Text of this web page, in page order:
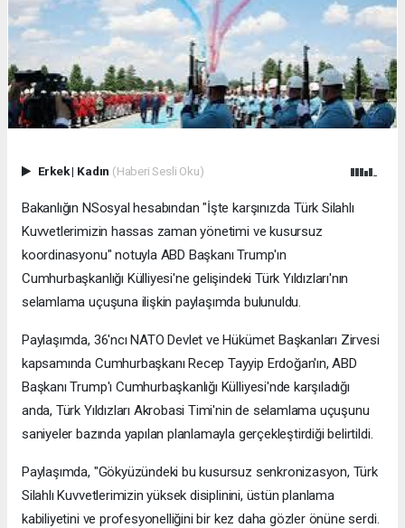
Erkek| Kadın (Haberi Sesli Oku)
Bakanlığın NSosyal hesabından "İşte karşınızda Türk Silahlı
Kuvvetlerimizin hassas zaman yönetimi ve kusursuz
koordinasyonu" notuyla ABD Başkanı Trump'ın
Cumhurbaşkanlığı Külliyesi'ne gelişindeki Türk Yıldızları'nın
selamlama uçuşuna ilişkin paylaşımda bulunuldu.
Paylaşımda, 36'ncı NATO Devlet ve Hükümet Başkanları Zirvesi
kapsamında Cumhurbaşkanı Recep Tayyip Erdoğan'ın, ABD
Başkanı Trump'ı Cumhurbaşkanlığı Külliyesi'nde karşıladığı
anda, Türk Yıldızları Akrobasi Timi'nin de selamlama uçuşunu
saniyeler bazında yapılan planlamayla gerçekleştirdiği belirtildi.
Paylaşımda, "Gökyüzündeki bu kusursuz senkronizasyon, Türk
Silahlı Kuvvetlerimizin yüksek disiplinini, üstün planlama
kabiliyetini ve profesyonelliğini bir kez daha gözler önüne serdi.